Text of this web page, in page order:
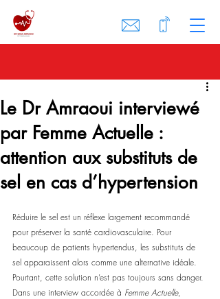
Le Dr Amraoui interviewé
par Femme Actuelle :
attention aux substituts de
sel en cas d’hypertension
Réduire le sel est un réflexe largement recommandé
pour préserver la santé cardiovasculaire. Pour
beaucoup de patients hypertendus, les substituts de
sel apparaissent alors comme une alternative idéale.
Pourtant, cette solution n’est pas toujours sans danger.
Dans une interview accordée à Femme Actuelle,